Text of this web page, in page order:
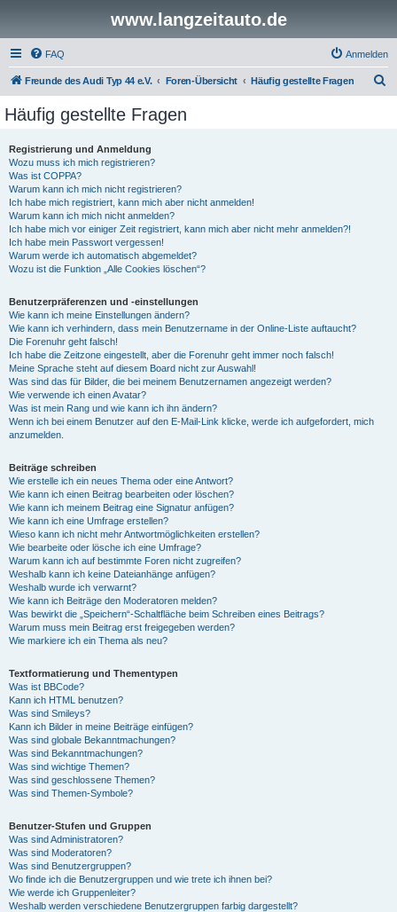
www.langzeitauto.de
FAQ Anmelden
Freunde des Audi Typ 44 e.V. Foren-Übersicht Häufig gestellte Fragen
Häufig gestellte Fragen
Registrierung und Anmeldung
Wozu muss ich mich registrieren?
Was ist COPPA?
Warum kann ich mich nicht registrieren?
Ich habe mich registriert, kann mich aber nicht anmelden!
Warum kann ich mich nicht anmelden?
Ich habe mich vor einiger Zeit registriert, kann mich aber nicht mehr anmelden?!
Ich habe mein Passwort vergessen!
Warum werde ich automatisch abgemeldet?
Wozu ist die Funktion „Alle Cookies löschen“?
Benutzerpräferenzen und -einstellungen
Wie kann ich meine Einstellungen ändern?
Wie kann ich verhindern, dass mein Benutzername in der Online-Liste auftaucht?
Die Forenuhr geht falsch!
Ich habe die Zeitzone eingestellt, aber die Forenuhr geht immer noch falsch!
Meine Sprache steht auf diesem Board nicht zur Auswahl!
Was sind das für Bilder, die bei meinem Benutzernamen angezeigt werden?
Wie verwende ich einen Avatar?
Was ist mein Rang und wie kann ich ihn ändern?
Wenn ich bei einem Benutzer auf den E-Mail-Link klicke, werde ich aufgefordert, mich
anzumelden.
Beiträge schreiben
Wie erstelle ich ein neues Thema oder eine Antwort?
Wie kann ich einen Beitrag bearbeiten oder löschen?
Wie kann ich meinem Beitrag eine Signatur anfügen?
Wie kann ich eine Umfrage erstellen?
Wieso kann ich nicht mehr Antwortmöglichkeiten erstellen?
Wie bearbeite oder lösche ich eine Umfrage?
Warum kann ich auf bestimmte Foren nicht zugreifen?
Weshalb kann ich keine Dateianhänge anfügen?
Weshalb wurde ich verwarnt?
Wie kann ich Beiträge den Moderatoren melden?
Was bewirkt die „Speichern“-Schaltfläche beim Schreiben eines Beitrags?
Warum muss mein Beitrag erst freigegeben werden?
Wie markiere ich ein Thema als neu?
Textformatierung und Thementypen
Was ist BBCode?
Kann ich HTML benutzen?
Was sind Smileys?
Kann ich Bilder in meine Beiträge einfügen?
Was sind globale Bekanntmachungen?
Was sind Bekanntmachungen?
Was sind wichtige Themen?
Was sind geschlossene Themen?
Was sind Themen-Symbole?
Benutzer-Stufen und Gruppen
Was sind Administratoren?
Was sind Moderatoren?
Was sind Benutzergruppen?
Wo finde ich die Benutzergruppen und wie trete ich ihnen bei?
Wie werde ich Gruppenleiter?
Weshalb werden verschiedene Benutzergruppen farbig dargestellt?